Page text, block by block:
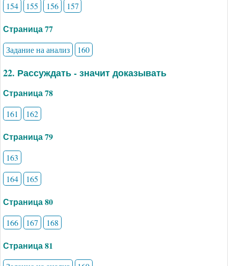
154 155 156 157
Страница 77
Задание на анализ 160
22. Рассуждать - значит доказывать
Страница 78
161 162
Страница 79
163
164
165
Страница 80
166 167 168
Страница 81